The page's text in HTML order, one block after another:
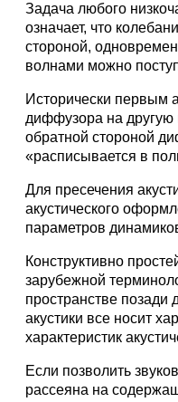
Задача любого
означает, что
стороной,
волнами можно
Исторически первым
диффузора на другую
обратной стороной
«расписывается в
Для пресечения
акустического
параметров
Конструктивно
зарубежной
пространстве позади
акустики все носит
характеристик
Если позволить
рассеяна на